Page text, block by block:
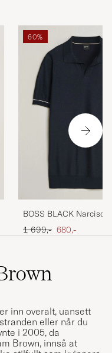
60%
BOSS BLACK Narciso
Polo Dark Blue
Ordinær pris
1 699,- Nedsatt pris
680,-
inn overalt, uansett
eller når du
i 2005, da
Brown, innså at